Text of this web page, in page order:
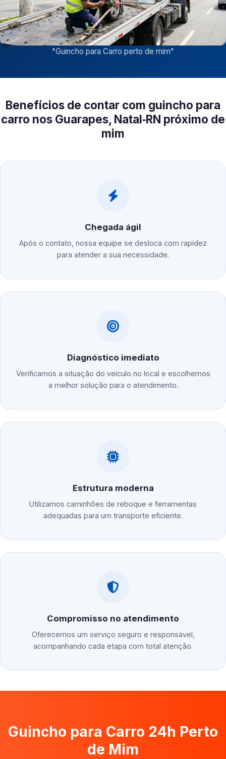
"Guincho para Carro perto de mim"
Benefícios de contar com guincho para
carro nos Guarapes, Natal‑RN próximo de
mim
Chegada ágil
Após o contato, nossa equipe se desloca com rapidez
para atender a sua necessidade.
Diagnóstico imediato
Verificamos a situação do veículo no local e escolhemos
a melhor solução para o atendimento.
Estrutura moderna
Utilizamos caminhões de reboque e ferramentas
adequadas para um transporte eficiente.
Compromisso no atendimento
Oferecemos um serviço seguro e responsável,
acompanhando cada etapa com total atenção.
Guincho para Carro 24h Perto
de Mim